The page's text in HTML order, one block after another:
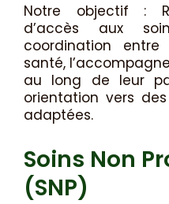
Notre objectif :
d’accès aux
coordination entre
santé,
au long de leur
orientation vers
adaptées.
Soins Non
(SNP)